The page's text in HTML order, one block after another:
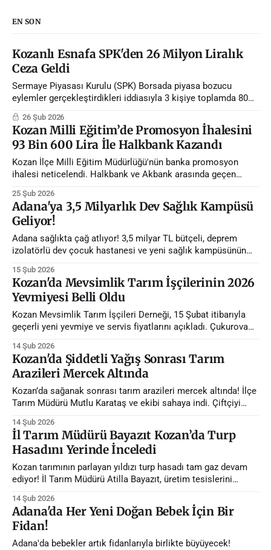
EN SON
Kozanlı Esnafa SPK'den 26 Milyon Liralık
Ceza Geldi
Sermaye Piyasası Kurulu (SPK) Borsada piyasa bozucu
eylemler gerçekleştirdikleri iddiasıyla 3 kişiye toplamda 80
26 Şub 2026
Kozan Milli Eğitim’de Promosyon İhalesini
93 Bin 600 Lira İle Halkbank Kazandı
Kozan İlçe Milli Eğitim Müdürlüğü'nün banka promosyon
ihalesi neticelendi. Halkbank ve Akbank arasında geçen
ile Halkbank verdi.
25 Şub 2026
Adana'ya 3,5 Milyarlık Dev Sağlık Kampüsü
Geliyor!
Adana sağlıkta çağ atlıyor! 3,5 milyar TL bütçeli, deprem
izolatörlü dev çocuk hastanesi ve yeni sağlık kampüsünün
detayları haberimizde.
15 Şub 2026
Kozan'da Mevsimlik Tarım İşçilerinin 2026
Yevmiyesi Belli Oldu
Kozan Mevsimlik Tarım İşçileri Derneği, 15 Şubat itibarıyla
geçerli yeni yevmiye ve servis fiyatlarını açıkladı. Çukurova
14 Şub 2026
Kozan'da Şiddetli Yağış Sonrası Tarım
Arazileri Mercek Altında
Kozan’da sağanak sonrası tarım arazileri mercek altında! İlçe
Tarım Müdürü Mutlu Karataş ve ekibi sahaya indi. Çiftçiyi
14 Şub 2026
​İl Tarım Müdürü Bayazıt Kozan’da Turp
Hasadını Yerinde İnceledi
Kozan tarımının parlayan yıldızı turp hasadı tam gaz devam
ediyor! İl Tarım Müdürü Atilla Bayazıt, üretim tesislerini
açıklamalar haberimizde.
14 Şub 2026
Adana'da Her Yeni Doğan Bebek İçin Bir
Fidan!
Adana'da bebekler artık fidanlarıyla birlikte büyüyecek!